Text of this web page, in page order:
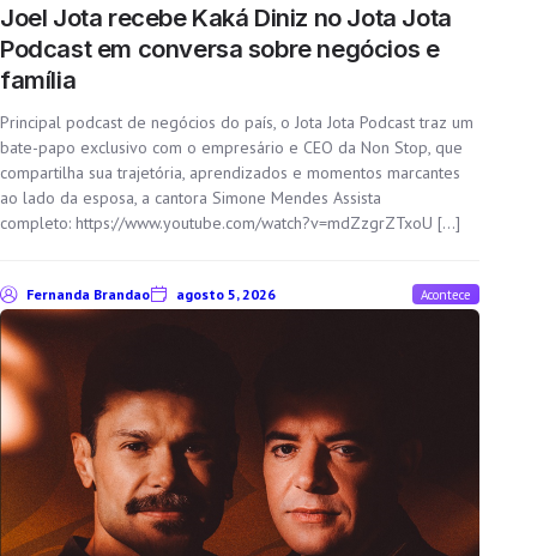
Joel Jota recebe Kaká Diniz no Jota Jota
Podcast em conversa sobre negócios e
família
Principal podcast de negócios do país, o Jota Jota Podcast traz um
bate-papo exclusivo com o empresário e CEO da Non Stop, que
compartilha sua trajetória, aprendizados e momentos marcantes
ao lado da esposa, a cantora Simone Mendes Assista
completo: https://www.youtube.com/watch?v=mdZzgrZTxoU […]
Fernanda Brandao agosto 5, 2026 Acontece